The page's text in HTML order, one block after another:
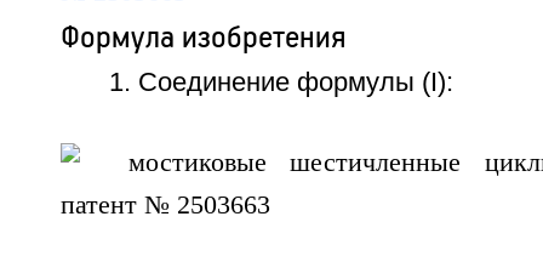
Формула изобретения
1. Соединение формулы (I):